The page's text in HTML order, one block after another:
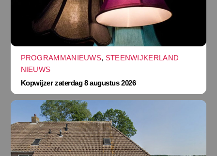
PROGRAMMANIEUWS, STEENWIJKERLAND
NIEUWS
Kopwijzer zaterdag 8 augustus 2026